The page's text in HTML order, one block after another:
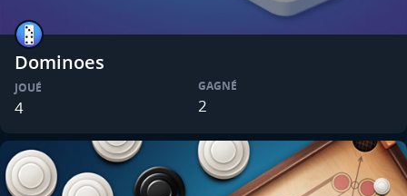
Dominoes
JOUÉ
4
GAGNÉ
2